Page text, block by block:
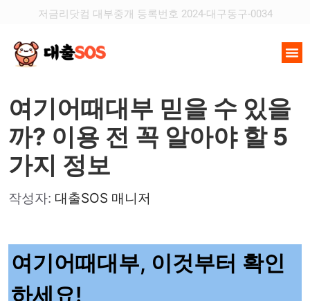
저금리닷컴 대부중개 등록번호 2024-대구동구-0034
여기어때대부 믿을 수 있을
까? 이용 전 꼭 알아야 할 5
가지 정보
작성자: 대출SOS 매니저
여기어때대부, 이것부터 확인
하세요!